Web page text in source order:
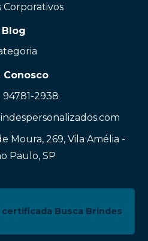
Corporativos
Blog
Conosco
94781-2938
Moura, 269, Vila Amélia -
Paulo, SP
Busca Brindes